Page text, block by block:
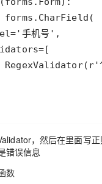
，然后在里面写
错误信息
数